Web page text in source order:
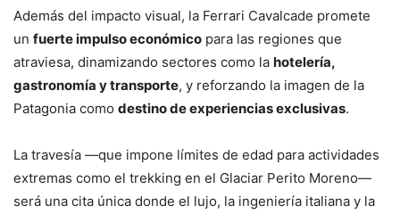
Además del impacto visual, la Ferrari Cavalcade promete
un fuerte impulso económico para las regiones que
atraviesa, dinamizando sectores como la hotelería,
gastronomía y transporte, y reforzando la imagen de la
Patagonia como destino de experiencias exclusivas.
La travesía —que impone límites de edad para actividades
extremas como el trekking en el Glaciar Perito Moreno—
será una cita única donde el lujo, la ingeniería italiana y la